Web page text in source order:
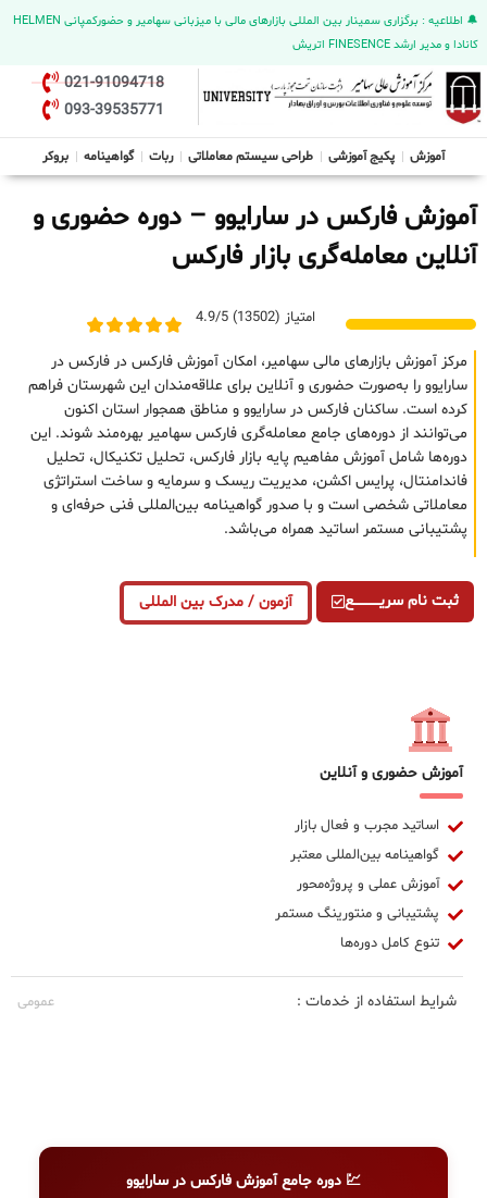
🔔 اطلاعیه : برگزاری سمینار بین المللی بازارهای مالی با میزبانی سهامیر و حضورکمپانی HELMEN
کانادا و مدیر ارشد FINESENCE اتریش
021-91094718
093-39535771
آموزش پکیج آموزشی طراحی سیستم معاملاتی ربات گواهینامه بروکر
آموزش فارکس در سارایوو – دوره حضوری و
آنلاین معامله‌گری بازار فارکس
امتیاز (13502) 4.9/5
مرکز آموزش بازارهای مالی سهامیر، امکان آموزش فارکس در فارکس در
سارایوو را به‌صورت حضوری و آنلاین برای علاقه‌مندان این شهرستان فراهم
کرده است. ساکنان فارکس در سارایوو و مناطق همجوار استان اکنون
می‌توانند از دوره‌های جامع معامله‌گری فارکس سهامیر بهره‌مند شوند. این
دوره‌ها شامل آموزش مفاهیم پایه بازار فارکس، تحلیل تکنیکال، تحلیل
فاندامنتال، پرایس اکشن، مدیریت ریسک و سرمایه و ساخت استراتژی
معاملاتی شخصی است و با صدور گواهینامه بین‌المللی فنی حرفه‌ای و
پشتیبانی مستمر اساتید همراه می‌باشد.
ثبت نام سریــــــــــــع آزمون / مدرک بین المللی
آموزش حضوری و آنلاین
اساتید مجرب و فعال بازار
گواهینامه بین‌المللی معتبر
آموزش عملی و پروژه‌محور
پشتیبانی و منتورینگ مستمر
تنوع کامل دوره‌ها
شرایط استفاده از خدمات : عمومی
💹 دوره جامع آموزش فارکس در سارایوو